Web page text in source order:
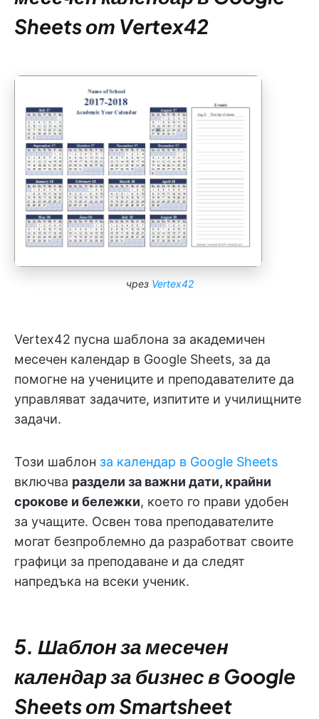
Sheets от Vertex42
чрез Vertex42
Vertex42 пусна шаблона за академичен
месечен календар в Google Sheets, за да
помогне на учениците и преподавателите да
управляват задачите, изпитите и училищните
задачи.
Този шаблон за календар в Google Sheets
включва раздели за важни дати, крайни
срокове и бележки, което го прави удобен
за учащите. Освен това преподавателите
могат безпроблемно да разработват своите
графици за преподаване и да следят
напредъка на всеки ученик.
5. Шаблон за месечен
календар за бизнес в Google
Sheets от Smartsheet